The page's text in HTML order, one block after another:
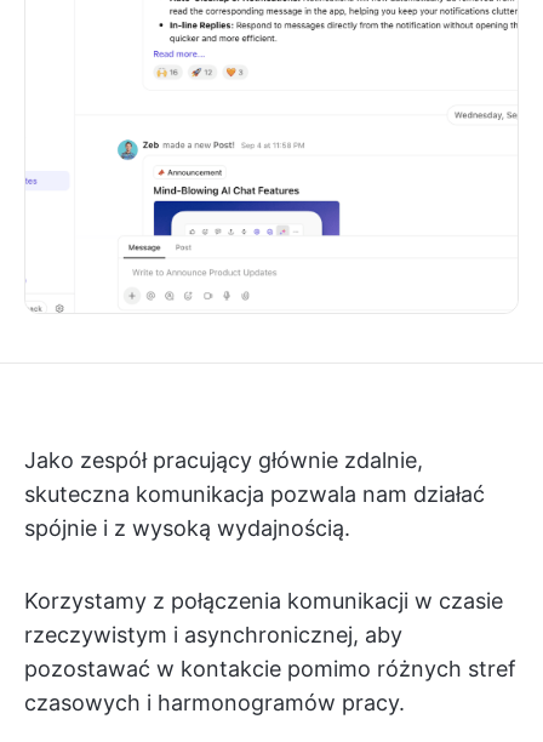
Jako zespół pracujący głównie zdalnie,
skuteczna komunikacja pozwala nam działać
spójnie i z wysoką wydajnością.
Korzystamy z połączenia komunikacji w czasie
rzeczywistym i asynchronicznej, aby
pozostawać w kontakcie pomimo różnych stref
czasowych i harmonogramów pracy.